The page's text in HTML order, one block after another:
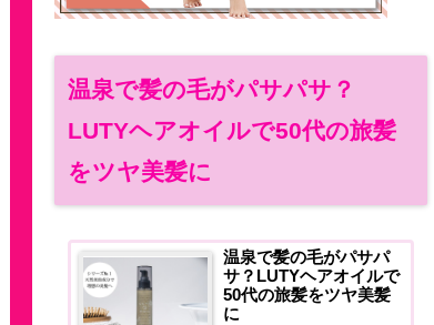
温泉で髪の毛がパサパサ？
LUTYヘアオイルで50代の旅髪
をツヤ美髪に
温泉で髪の毛がパサパ
サ？LUTYヘアオイルで
50代の旅髪をツヤ美髪
に